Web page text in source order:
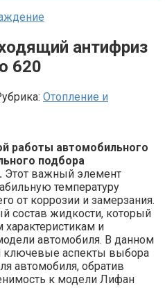
антифриз
620
Отопление и
работы автомобильного
подбора
Этот важный элемент
температуру
от коррозии и замерзания.
состав жидкости, который
характеристикам и
автомобиля. В данном
ключевые аспекты выбора
автомобиля, обратив
к модели Лифан